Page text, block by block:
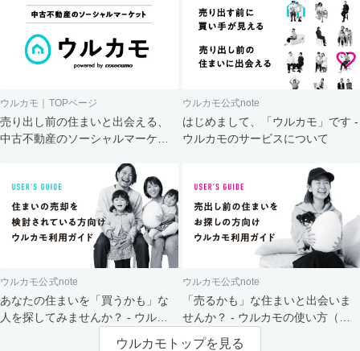
ウルカモ｜TOPページ
売り出し前の住まいと出会える、
中古不動産のソーシャルマーケッ
ウルカモ公式note
はじめまして、「ウルカモ」です -
ウルカモのサービスについて
ウルカモ公式note
あなたの住まいを「買うかも」な
人を探してみませんか？ - ウルカ
ウルカモ公式note
「売るかも」な住まいと出会いま
せんか？ - ウルカモの使い方（買
主さま向け）
ウルカモトップを見る